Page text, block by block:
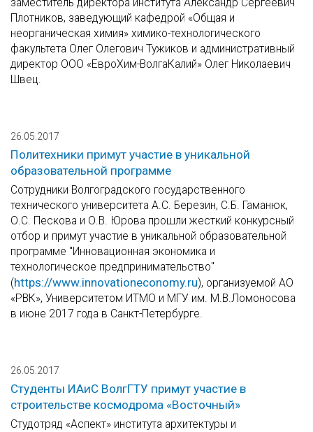
заместитель директора института Александр Сергеевич
Плотников, заведующий кафедрой «Общая и
неорганическая химия» химико-технологического
факультета Олег Олегович Тужиков и административный
директор ООО «ЕвроХим-ВолгаКалий» Олег Николаевич
Швец.
26.05.2017
Политехники примут участие в уникальной
образовательной программе
Сотрудники Волгоградского государственного
технического университета А.С. Березин, С.Б. Гаманюк,
О.С. Пескова и О.В. Юрова прошли жесткий конкурсный
отбор и примут участие в уникальной образовательной
программе "Инновационная экономика и
технологическое предпринимательство"
(https://www.innovationeconomy.ru), организуемой АО
«РВК», Университетом ИТМО и МГУ им. М.В.Ломоносова
в июне 2017 года в Санкт-Петербурге.
26.05.2017
Студенты ИАиС ВолгГТУ примут участие в
строительстве космодрома «Восточный»
Студотряд «Аспект» института архитектуры и